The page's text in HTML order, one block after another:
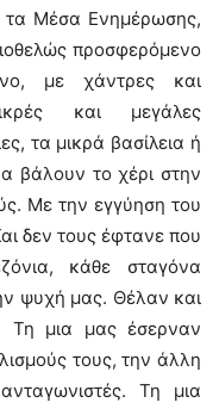
τα Mέσα Eνημέρωσης,
προσφερόμενο
με χάντρες και
και μεγάλες
τα μικρά βασίλεια ή
βάλουν το χέρι στην
Με την εγγύηση του
δεν τους έφτανε που
κάθε σταγόνα
ψυχή μας. Θέλαν και
Τη μια μας έσερναν
τους, την άλλη
Τη μια